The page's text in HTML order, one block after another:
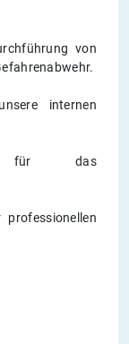
von
internen
für das